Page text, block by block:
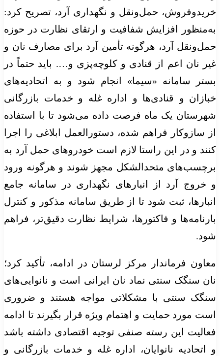
خریدوفروش، حمل‌ونقل و نگهداری آرد، تصریح کرد:
به‌منظور افزایش شفافیت و ارتقای نظارت در حوزه
حمل‌ونقل آرد، هرگونه تأمین آرد برای مصارف نان و
غیر نان اعم از قنادی وکلوچه‌پزی و…. باید حتماً در
بستر سامانه «سیما» انجام شود و به اتحادیه‌های
خبازان و قنادی‌ها و اداره غله و خدمات بازرگانی
شهرستان یک ماه فرصت داده می‌شود تا با استفاده
از سازوکار فراهم شده، دستورالعمل ابلاغی را اجرا
کنند و در این راستا لازم است خودروهای حمل آرد به
برچسب‌های متحدالشکل مجهز شوند و هرگونه ورود
و خروج آرد از انبارهای نگهداری در سامانه جامع
انبارها، ثبت شود تا از طریق سامانه مذکور و کنترل
بارنامه‌ها و فاکتورها، شرایط نظارت دقیق‌تر، فراهم
شود.
معاون فرماندار مرکز لرستان در ادامه، تأکید کرد؛
نان سنگک سنتی نماد نان ایرانی است و نانوایی‌های
سنگک سنتی با مشکلاتی مواجه هستند و ضروری
است مورد حمایت و اهتمام ویژه قرار بگیرند تا ادامه
فعالیت این رسته صنفی توجیه اقتصادی داشته باشد
و اتحادیه نانوایان، اداره غله و خدمات بازرگانی و